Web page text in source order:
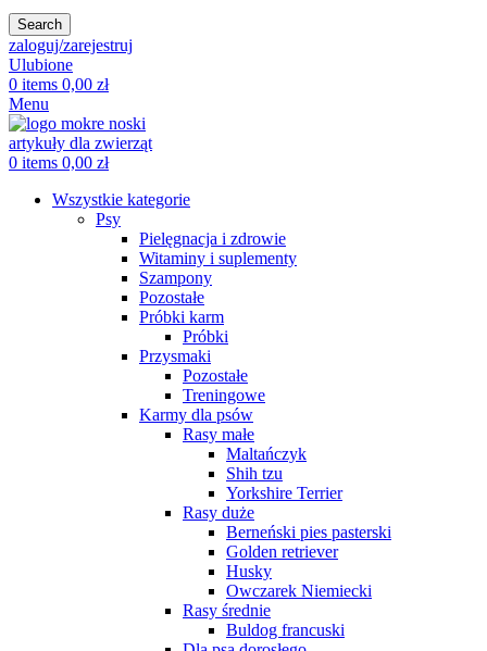
Search
zaloguj/zarejestruj
Ulubione
0 items 0,00 zł
Menu
0 items 0,00 zł
Wszystkie kategorie
Psy
Pielęgnacja i zdrowie
Witaminy i suplementy
Szampony
Pozostałe
Próbki karm
Próbki
Przysmaki
Pozostałe
Treningowe
Karmy dla psów
Rasy małe
Maltańczyk
Shih tzu
Yorkshire Terrier
Rasy duże
Berneński pies pasterski
Golden retriever
Husky
Owczarek Niemiecki
Rasy średnie
Buldog francuski